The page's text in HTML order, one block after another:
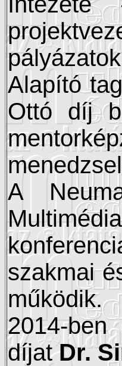
Alapító
Ottó díj
A
szakmai
működik.
2014-
díjatDr.